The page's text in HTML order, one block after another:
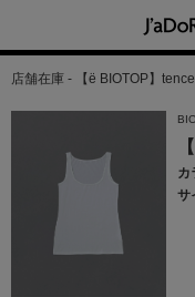
店舗在庫 - 【ё BIOTOP】
カ
サ